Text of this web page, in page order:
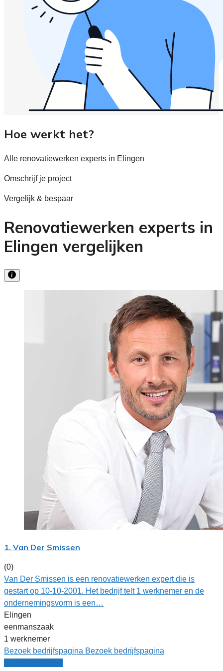
Hoe werkt het?
Alle renovatiewerken experts in Elingen
Omschrijf je project
Vergelijk & bespaar
Renovatiewerken experts in
Elingen vergelijken
1. Van Der Smissen
(0)
Van Der Smissen is een renovatiewerken expert die is
gestart op 10-10-2001. Het bedrijf telt 1 werknemer en de
ondernemingsvorm is een…
Elingen
eenmanszaak
1 werknemer
Bezoek bedrijfspagina Bezoek bedrijfspagina